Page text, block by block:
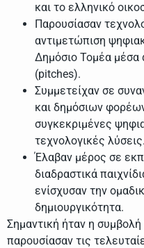
και το ελληνικό
Παρουσίασαν
αντιμετώπιση
Δημόσιο Τομέα μέσα
(pitches).
Συμμετείχαν σε
και δημόσιων
συγκεκριμένες
τεχνολογικές λύσεις.
Έλαβαν μέρος σε
διαδραστικά
ενίσχυσαν την
δημιουργικότητα.
Σημαντική ήταν η
παρουσίασαν τις